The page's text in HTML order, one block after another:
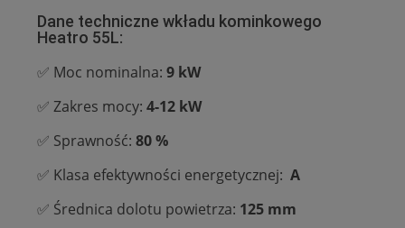
Dane techniczne wkładu kominkowego
Heatro 55L:
✅ Moc nominalna: 9 kW
✅ Zakres mocy: 4-12 kW
✅ Sprawność: 80 %
✅ Klasa efektywności energetycznej: A
✅ Średnica dolotu powietrza: 125 mm